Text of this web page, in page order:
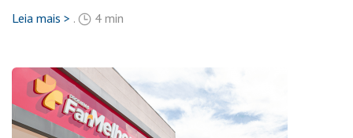
Leia mais > . 4 min